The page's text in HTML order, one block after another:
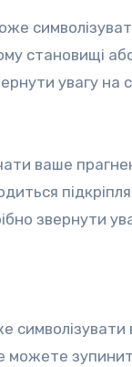
становищі
увагу на
ваше
звернути
можете